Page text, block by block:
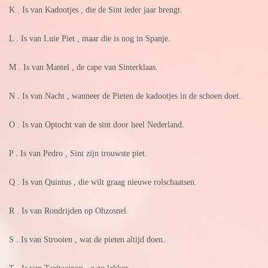
K . Is van Kadootjes , die de Sint ieder jaar brengt.
L . Is van Luie Piet , maar die is nog in Spanje.
M . Is van Mantel , de cape van Sinterklaas.
N . Is van Nacht , wanneer de Pieten de kadootjes in de schoen doet.
O . Is van Optocht van de sint door heel Nederland.
P . Is van Pedro , Sint zijn trouwste piet.
Q . Is van Quintus , die wilt graag nieuwe rolschaatsen.
R . Is van Rondrijden op Ohzosnel.
S . Is van Strooien , wat de pieten altijd doen.